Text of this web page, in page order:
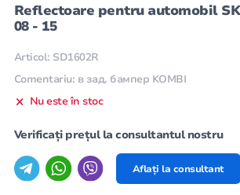
Reflectoare pentru automobil
08 - 15
Articol: SD1602R
Comentariu: в зад. бампер KOMBI
Nu este în stoc
Verificați prețul la consultantul nostru
Aflați la consultant